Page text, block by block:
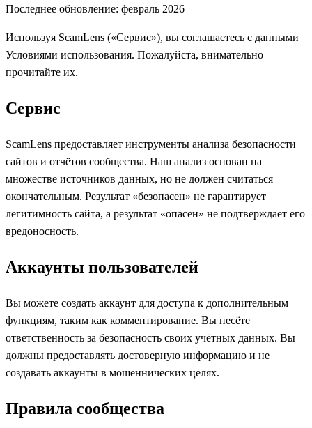
Последнее обновление: февраль 2026
Используя ScamLens («Сервис»), вы соглашаетесь с данными
Условиями использования. Пожалуйста, внимательно
прочитайте их.
Сервис
ScamLens предоставляет инструменты анализа безопасности
сайтов и отчётов сообщества. Наш анализ основан на
множестве источников данных, но не должен считаться
окончательным. Результат «безопасен» не гарантирует
легитимность сайта, а результат «опасен» не подтверждает его
вредоносность.
Аккаунты пользователей
Вы можете создать аккаунт для доступа к дополнительным
функциям, таким как комментирование. Вы несёте
ответственность за безопасность своих учётных данных. Вы
должны предоставлять достоверную информацию и не
создавать аккаунты в мошеннических целях.
Правила сообщества